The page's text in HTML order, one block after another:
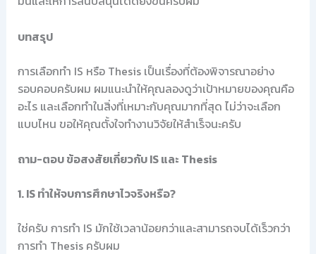
บทสรุป
การเลือกทำ IS หรือ Thesis เป็นเรื่องที่ต้องพิจารณาอย่าง
รอบคอบครับผม ผมแนะนำให้คุณลองดูว่าเป้าหมายของคุณคือ
อะไร และเลือกทำในสิ่งที่เหมาะกับคุณมากที่สุด ไม่ว่าจะเลือก
แบบไหน ขอให้คุณตั้งใจทำงานวิจัยให้สำเร็จนะครับ
ถาม-ตอบ ข้อสงสัยเกี่ยวกับ IS และ Thesis
1. IS ทำให้จบการศึกษาไวจริงหรือ?
ใช่ครับ การทำ IS มักใช้เวลาน้อยกว่าและสามารถจบได้เร็วกว่า
การทำ Thesis ครับผม